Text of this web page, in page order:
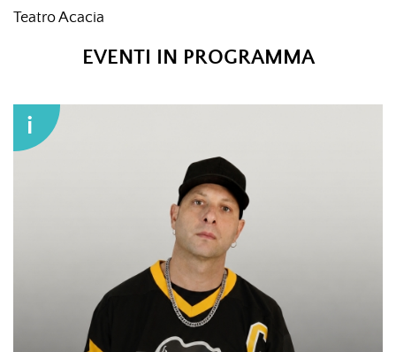
Teatro Acacia
EVENTI IN PROGRAMMA
i